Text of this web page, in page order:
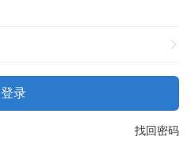
登录
找回密码